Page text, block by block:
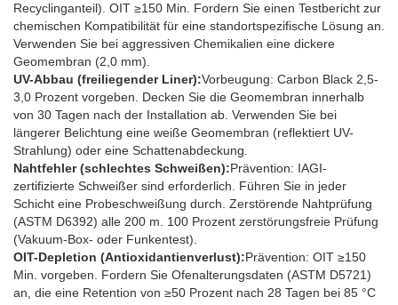
Recyclinganteil). OIT ≥150 Min. Fordern Sie einen Testbericht zur
chemischen Kompatibilität für eine standortspezifische Lösung an.
Verwenden Sie bei aggressiven Chemikalien eine dickere
Geomembran (2,0 mm).
UV-Abbau (freiliegender Liner):Vorbeugung: Carbon Black 2,5-
3,0 Prozent vorgeben. Decken Sie die Geomembran innerhalb
von 30 Tagen nach der Installation ab. Verwenden Sie bei
längerer Belichtung eine weiße Geomembran (reflektiert UV-
Strahlung) oder eine Schattenabdeckung.
Nahtfehler (schlechtes Schweißen):Prävention: IAGI-
zertifizierte Schweißer sind erforderlich. Führen Sie in jeder
Schicht eine Probeschweißung durch. Zerstörende Nahtprüfung
(ASTM D6392) alle 200 m. 100 Prozent zerstörungsfreie Prüfung
(Vakuum-Box- oder Funkentest).
OIT-Depletion (Antioxidantienverlust):Prävention: OIT ≥150
Min. vorgeben. Fordern Sie Ofenalterungsdaten (ASTM D5721)
an, die eine Retention von ≥50 Prozent nach 28 Tagen bei 85 °C